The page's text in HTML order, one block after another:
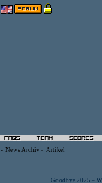
- News Archiv - Artikel
Goodbye 2025 –